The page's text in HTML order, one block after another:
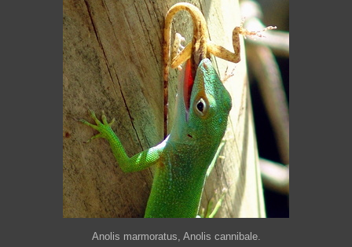
Anolis marmoratus, Anolis cannibale.